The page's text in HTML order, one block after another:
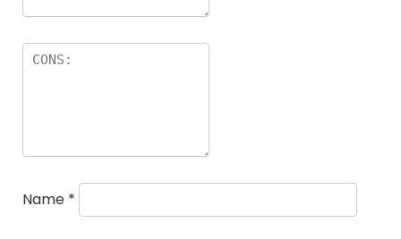
Name *